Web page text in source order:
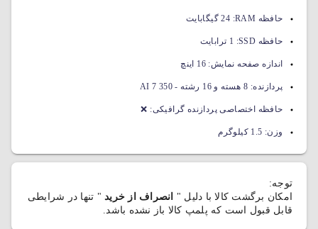
حافظه RAM: 24 گیگابایت
حافظه SSD: 1 ترابایت
اندازه صفحه نمایش:16 اینچ
پردازنده: 8 هسته و 16 رشته - AI 7 350
حافظه اختصاصی پردازنده گرافیکی: ❌
وزن: 1.5 کیلوگرم
توجه:
امکان برگشت کالا با دلیل "
انصراف از خرید " تنها در شرایطی
قابل قبول است که پلمپ کالا باز نشده باشد.